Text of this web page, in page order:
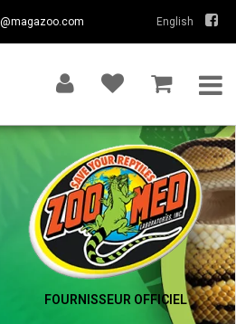
English
FOURNISSEUR OFFICIEL